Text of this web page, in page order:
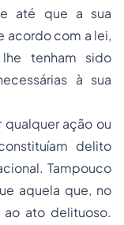
até que a sua
acordo com a lei,
tenham sido
à sua
ação ou
delito
Tampouco
aquela que, no
ato delituoso.